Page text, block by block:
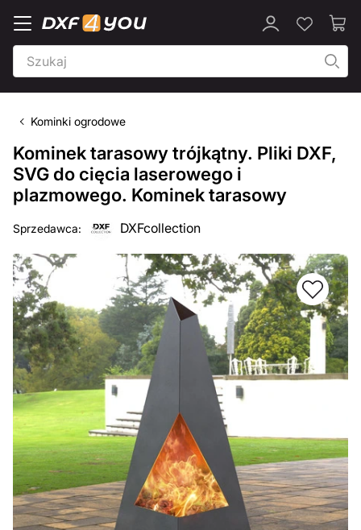
Kominki ogrodowe
Kominek tarasowy trójkątny. Pliki DXF,
SVG do cięcia laserowego i
plazmowego. Kominek tarasowy
Sprzedawca: DXFcollection